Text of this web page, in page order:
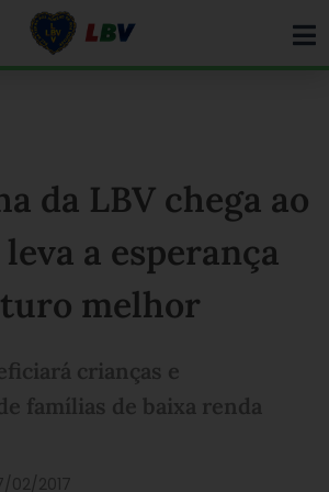
da LBV chega ao
a esperança
melhor
crianças e
famílias de baixa renda
02/2017